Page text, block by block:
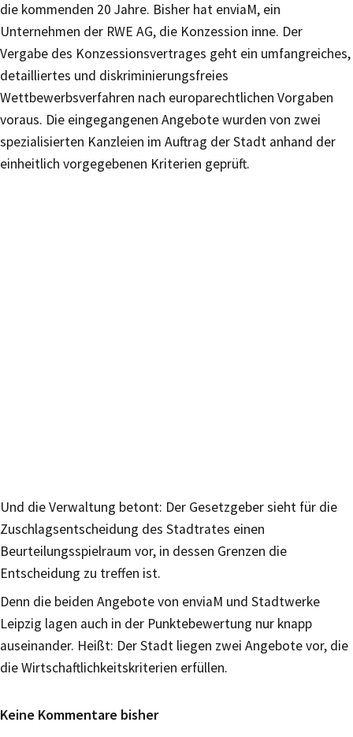
die kommenden 20 Jahre. Bisher hat enviaM, ein
Unternehmen der RWE AG, die Konzession inne. Der
Vergabe des Konzessionsvertrages geht ein umfangreiches,
detailliertes und diskriminierungsfreies
Wettbewerbsverfahren nach europarechtlichen Vorgaben
voraus. Die eingegangenen Angebote wurden von zwei
spezialisierten Kanzleien im Auftrag der Stadt anhand der
einheitlich vorgegebenen Kriterien geprüft.
Und die Verwaltung betont: Der Gesetzgeber sieht für die
Zuschlagsentscheidung des Stadtrates einen
Beurteilungsspielraum vor, in dessen Grenzen die
Entscheidung zu treffen ist.
Denn die beiden Angebote von enviaM und Stadtwerke
Leipzig lagen auch in der Punktebewertung nur knapp
auseinander. Heißt: Der Stadt liegen zwei Angebote vor, die
die Wirtschaftlichkeitskriterien erfüllen.
Keine Kommentare bisher